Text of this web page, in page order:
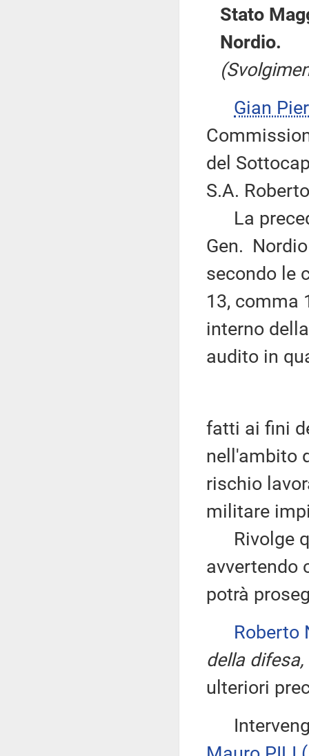
Stato
Nordio.
Gian
del
S.A.
La
Gen.
secondo le
13, comma
interno
audito in
fatti ai fini
nell'ambito
rischio
militare
Rivolge
avvertendo
potrà
Roberto
della difesa,
ulteriori